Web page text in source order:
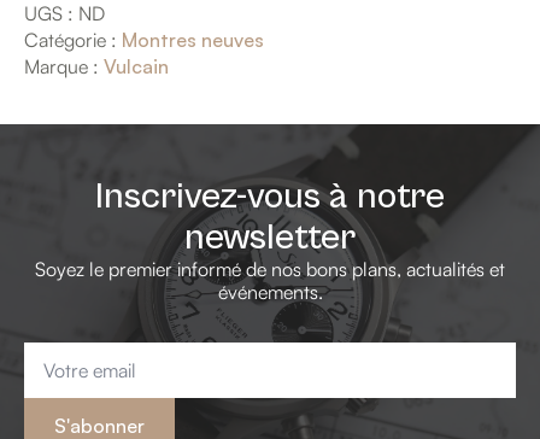
UGS : ND
Catégorie : Montres neuves
Marque : Vulcain
Inscrivez-vous à notre
newsletter
Soyez le premier informé de nos bons plans, actualités et
événements.
Email
S'abonner